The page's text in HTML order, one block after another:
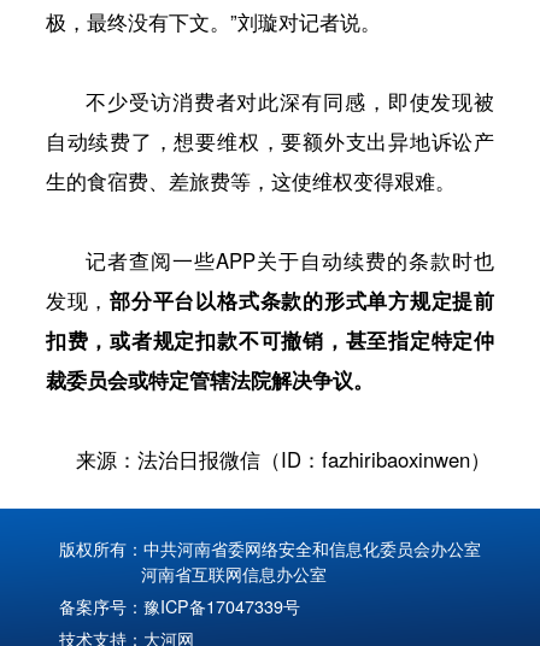
极，最终没有下文。”刘璇对记者说。
不少受访消费者对此深有同感，即使发现被
自动续费了，想要维权，要额外支出异地诉讼产
生的食宿费、差旅费等，这使维权变得艰难。
记者查阅一些APP关于自动续费的条款时也
发现，部分平台以格式条款的形式单方规定提前
扣费，或者规定扣款不可撤销，甚至指定特定仲
裁委员会或特定管辖法院解决争议。
来源：法治日报微信（ID：fazhiribaoxinwen）
版权所有：中共河南省委网络安全和信息化委员会办公室
河南省互联网信息办公室
备案序号： 豫ICP备17047339号
技术支持： 大河网